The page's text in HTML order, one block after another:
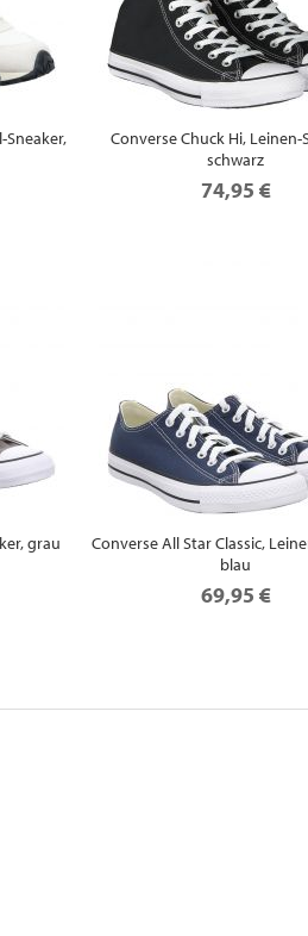
Sneaker,
Converse Chuck Hi, Leinen-
schwarz
74,95 €
grau
Converse All Star Classic,
blau
69,95 €